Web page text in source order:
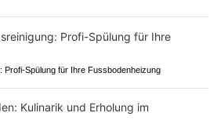
Profi-Spülung für Ihre Fussbodenheizung